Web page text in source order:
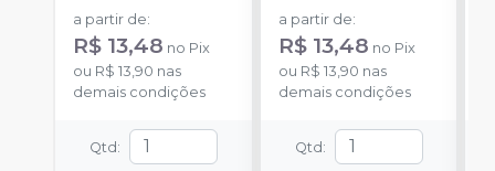
rotação).
a partir de:
R$ 13,48 no Pix
ou R$ 13,90 nas
demais condições
Qtd :
a partir de:
R$ 13,48 no Pix
ou R$ 13,90 nas
demais condições
Qtd :